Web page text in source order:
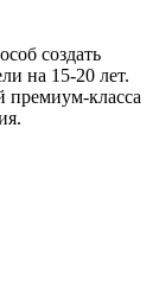
создать
на 15-20 лет.
премиум-класса